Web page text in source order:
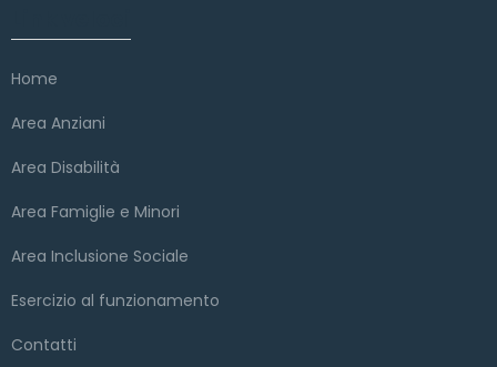
Home
Area Anziani
Area Disabilità
Area Famiglie e Minori
Area Inclusione Sociale
Esercizio al funzionamento
Contatti